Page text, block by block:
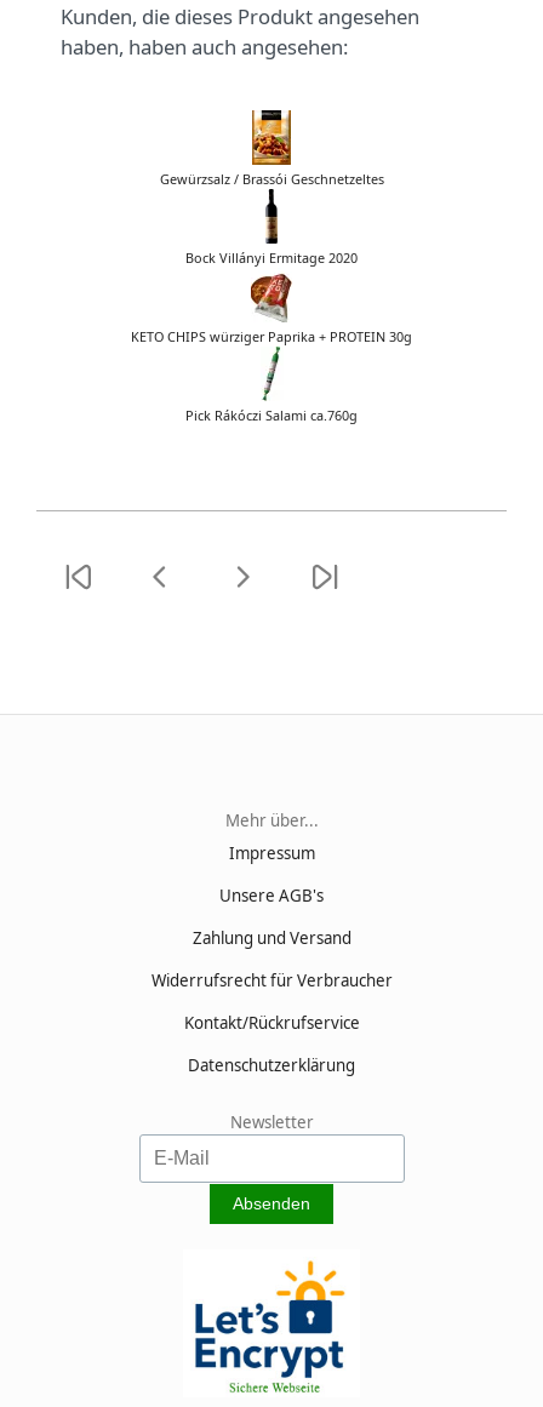
Kunden, die dieses Produkt angesehen
haben, haben auch angesehen:
Gewürzsalz / Brassói Geschnetzeltes
Bock Villányi Ermitage 2020
KETO CHIPS würziger Paprika + PROTEIN 30g
Pick Rákóczi Salami ca.760g
Mehr über...
Impressum
Unsere AGB's
Zahlung und Versand
Widerrufsrecht für Verbraucher
Kontakt/Rückrufservice
Datenschutzerklärung
Newsletter